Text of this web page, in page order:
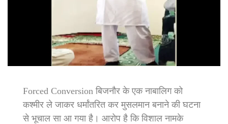
Forced Conversion बिजनौर के एक नाबालिग को
कश्मीर ले जाकर धर्मांतरित कर मुसलमान बनाने की घटना
से भूचाल सा आ गया है। आरोप है कि विशाल नामके